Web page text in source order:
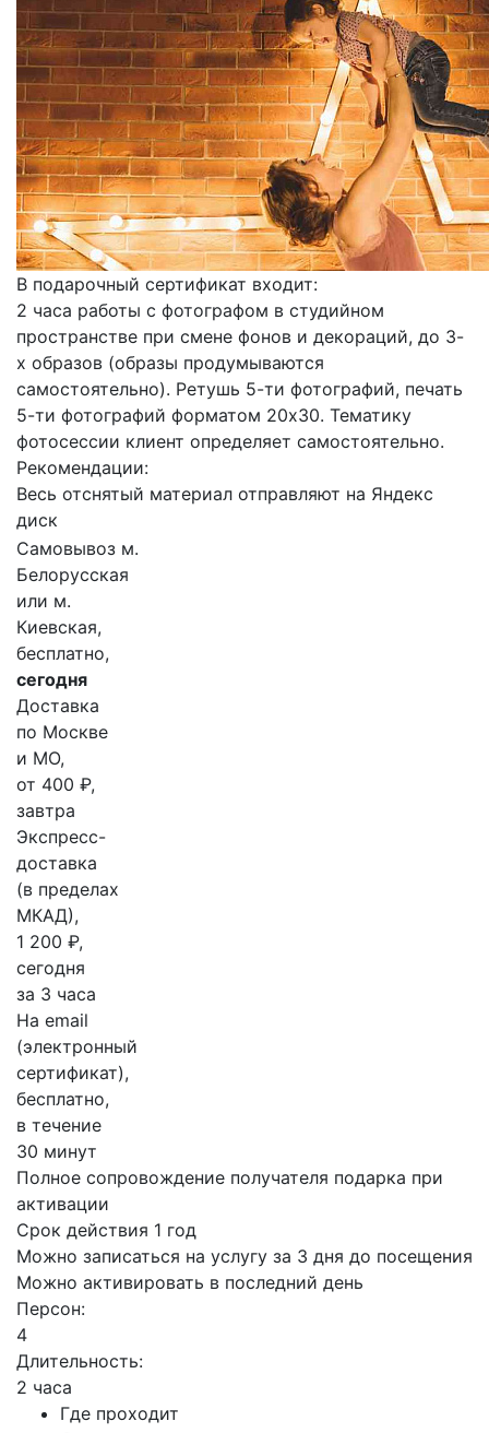
В подарочный сертификат входит:
2 часа работы с фотографом в студийном
пространстве при смене фонов и декораций, до 3-
х образов (образы продумываются
самостоятельно). Ретушь 5-ти фотографий, печать
5-ти фотографий форматом 20х30. Тематику
фотосессии клиент определяет самостоятельно.
Рекомендации:
Весь отснятый материал отправляют на Яндекс
диск
Самовывоз м.
Белорусская
или м.
Киевская,
бесплатно,
сегодня
Доставка
по Москве
и МО,
от 400 ₽,
завтра
Экспресс-
доставка
(в пределах
МКАД),
1 200 ₽,
сегодня
за 3 часа
На email
(электронный
сертификат),
бесплатно,
в течение
30 минут
Полное сопровождение получателя подарка при
активации
Срок действия 1 год
Можно записаться на услугу за 3 дня до посещения
Можно активировать в последний день
Персон:
4
Длительность:
2 часа
Где проходит